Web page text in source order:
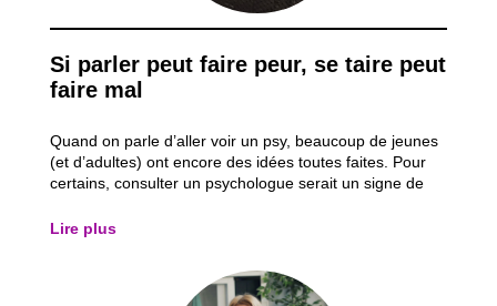
Si parler peut faire peur, se taire peut
faire mal
Quand on parle d’aller voir un psy, beaucoup de jeunes
(et d’adultes) ont encore des idées toutes faites. Pour
certains, consulter un psychologue serait un signe de
“vraiment malades” font. On entend parfois des phrases
Lire plus